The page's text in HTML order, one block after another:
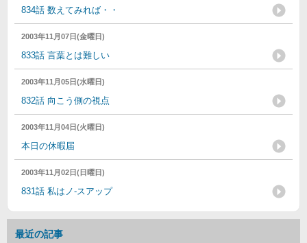
834話 数えてみれば・・
2003年11月07日(金曜日)
833話 言葉とは難しい
2003年11月05日(水曜日)
832話 向こう側の視点
2003年11月04日(火曜日)
本日の休暇届
2003年11月02日(日曜日)
831話 私はノ‐スアップ
最近の記事